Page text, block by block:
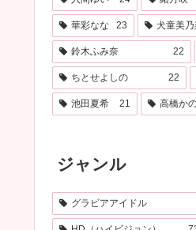
華彩なな 23 犬童美乃
鈴木ふみ奈 22
ちとせよしの 22
池田夏希 21 高橋か
ジャンル
グラビアアイドル